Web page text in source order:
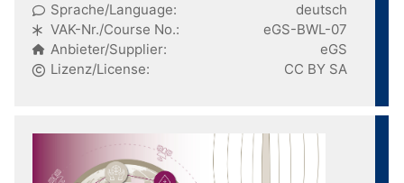
Sprache/Language:
deutsch
VAK-Nr./Course No.:
eGS-BWL-07
Anbieter/Supplier:
eGS
Lizenz/License:
CC BY SA